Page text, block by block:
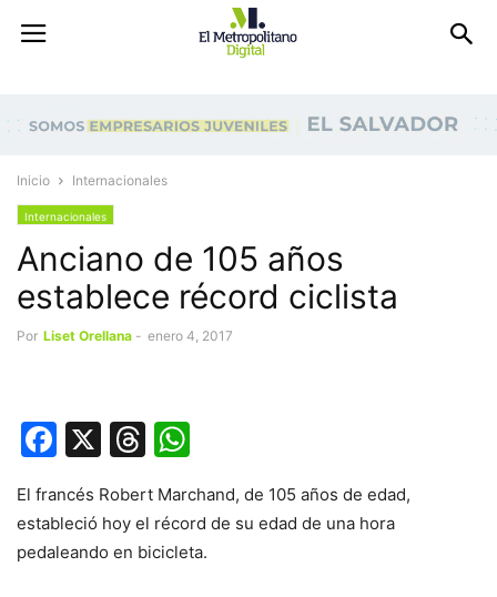
Inicio Internacionales
Internacionales
Anciano de 105 años
establece récord ciclista
Por Liset Orellana - enero 4, 2017
Facebook
X Threads
El francés Robert Marchand, de 105 años de edad,
estableció hoy el récord de su edad de una hora
pedaleando en bicicleta.